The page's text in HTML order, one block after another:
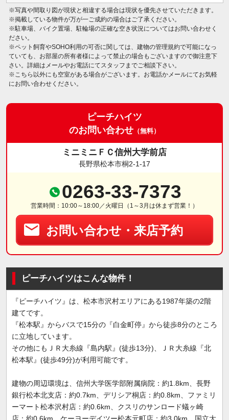
※写真や間取り図が現状と相違する場合は現状を優先させていただきます。
※掲載している物件が万が一ご成約の場合はご了承ください。
※駐車場、バイク置場、駐輪場の正確な空き状況についてはお問い合わせく
ださい。
※ペット飼育やSOHO利用の可否に関しては、建物の管理規約で可能になっ
ていても、お部屋の所有者様によって禁止の場合もございますので御注意下
さい。詳細はメールやお電話にてスタッフまでご相談下さい。
※こちら以外にも空室がある場合がございます。お電話かメールにてお気軽
にお問い合わせください。
ピーチハイツ
のお問い合わせ （無料）
ミニミニＦＣ信州大学前店
長野県松本市桐2-1-17
0263-33-7373
営業時間：10:00～18:00／火曜日（1～3月は休まず営業！）
お問い合わせ・来店予約
ピーチハイツはこんな物件！
『ピーチハイツ』は、松本市沢村エリアにある1987年築の2階
建てです。
『松本駅』からバスで15分の『白金町停』から徒歩8分のところ
に立地しています。
その他にもＪＲ大糸線『島内駅』(徒歩13分)、ＪＲ大糸線『北
松本駅』(徒歩49分)が利用可能です。
建物の周辺環境は、信州大学医学部附属病院：約1.8km、長野
銀行松本北支店：約0.7km、デリシア桐店：約0.8km、ファミリ
ーマート松本沢村店：約0.6km、クスリのサンロード蟻ヶ崎
店：約0.6km、ケーヨーデイツー松本元町店：約3.0km、国立大